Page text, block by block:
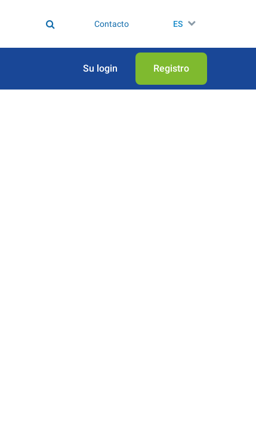
Contacto ES
Su login Registro